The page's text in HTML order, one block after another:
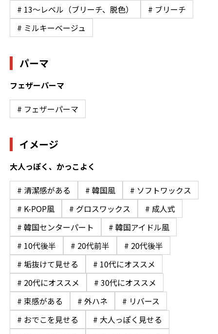
# 13〜レベル（ブリーチ、脱色）
# ブリーチ
# ミルキーベージュ
パーマ
フェザーパーマ
# フェザーパーマ
イメージ
大人っぽく、かっこよく
# 清潔感がある # 韓国風
# ソフトワックス
# K-POP風
# グロスワックス
# 成人式
# 韓国センターパート
# 韓国アイドル風
# 10代後半
# 20代前半
# 20代後半
# 垢抜けて見せる
# 10代にオススメ
# 20代にオススメ
# 30代にオススメ
# 束感がある
# 外ハネ
# リバース
# おでこを見せる
# 大人っぽく見せる